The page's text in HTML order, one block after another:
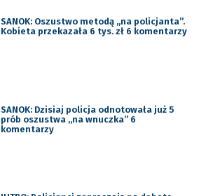
SANOK: Oszustwo metodą „na policjanta”.
Kobieta przekazała 6 tys. zł 6 komentarzy
SANOK: Dzisiaj policja odnotowała już 5
prób oszustwa „na wnuczka” 6
komentarzy